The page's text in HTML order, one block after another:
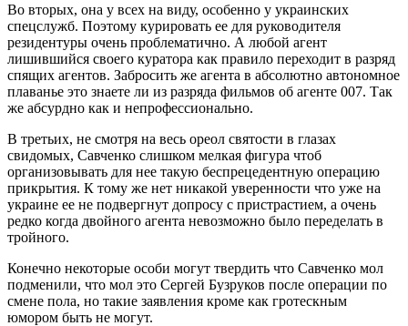
Во вторых, она у всех на виду, особенно у украинских
спецслужб. Поэтому курировать ее для руководителя
резидентуры очень проблематично. А любой агент
лишившийся своего куратора как правило переходит в разряд
спящих агентов. Забросить же агента в абсолютно автономное
плаванье это знаете ли из разряда фильмов об агенте 007. Так
же абсурдно как и непрофессионально.
В третьих, не смотря на весь ореол святости в глазах
свидомых, Савченко слишком мелкая фигура чтоб
организовывать для нее такую беспрецедентную операцию
прикрытия. К тому же нет никакой уверенности что уже на
украине ее не подвергнут допросу с пристрастием, а очень
редко когда двойного агента невозможно было переделать в
тройного.
Конечно некоторые особи могут твердить что Савченко мол
подменили, что мол это Сергей Бузруков после операции по
смене пола, но такие заявления кроме как гротескным
юмором быть не могут.